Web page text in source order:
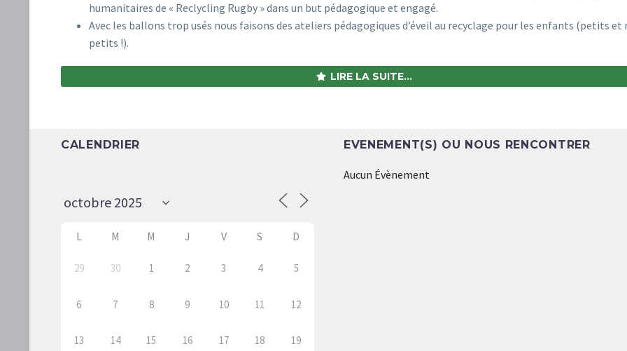
humanitaires de « Reclycling Rugby » dans un but pédagogique et engagé.
Avec les ballons trop usés nous faisons des ateliers pédagogiques d’éveil au recyclage pour les enfants (petits et
petits !).
LIRE LA SUITE...
CALENDRIER
L M M J V S D
29 30 1 2 3 4 5
6 7 8 9 10 11 12
13 14 15 16 17 18 19
EVENEMENT(S) OU NOUS RENCONTRER
Aucun Évènement